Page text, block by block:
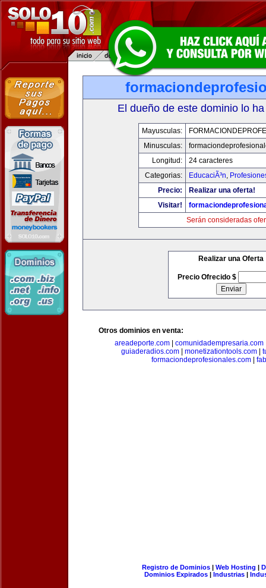
El dueño de este dominio lo
Mayusculas:
Minusculas:
Longitud:
24 caracteres
Categorias:
EducaciÃ³n,
Precio:
Realizar una oferta!
Visitar!
Serán consideradas
Realizar una Oferta
Precio Ofrecido $
Otros dominios en venta:
areadeporte.com| comunidadempresaria.com
guiaderadios.com| monetizationtools.com|
formaciondeprofesionales.com|
Registro de Dominios| Web Hosting |
Dominios Expirados | Industrias |